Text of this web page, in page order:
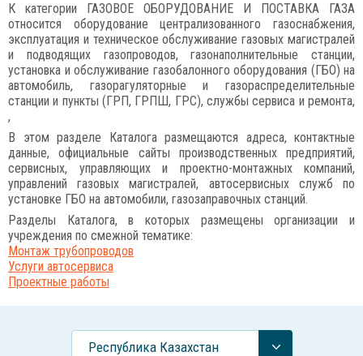
К категории ГАЗОВОЕ ОБОРУДОВАНИЕ И ПОСТАВКА ГАЗА
относится оборудование централизованного газоснабжения,
эксплуатация и техническое обслуживание газовых магистралей
и подводящих газопроводов, газонаполнительные станции,
установка и обслуживание газобалонного оборудования (ГБО) на
автомобиль, газорагуляторные и газораспределительные
станции и пункты (ГРП, ГРПШ, ГРС), службы сервиса и ремонта,
,
В этом разделе Каталога размещаются адреса, контактные
данные, официальные сайты производственных предприятий,
сервисных, управляющих и проектно-монтажных компаний,
управлений газовых магистралей, автосервисных служб по
установке ГБО на автомобили, газозаправочных станций.
Разделы Каталога, в которых размещены организации и
учреждения по смежной тематике:
Монтаж трубопроводов
Услуги автосервиса
Проектные работы
Республика Казахстан